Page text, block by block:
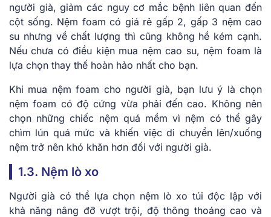
người già, giảm các nguy cơ mắc bệnh liên quan đến
cột sống. Nệm foam có giá rẻ gấp 2, gấp 3 nệm cao
su nhưng về chất lượng thì cũng không hề kém cạnh.
Nếu chưa có điều kiện mua nệm cao su, nệm foam là
lựa chọn thay thế hoàn hảo nhất cho bạn.
Khi mua nệm foam cho người già, bạn lưu ý là chọn
nệm foam có độ cứng vừa phải đến cao. Không nên
chọn những chiếc nệm quá mềm vì nệm có thể gây
chìm lún quá mức và khiến việc di chuyển lên/xuống
nệm trở nên khó khăn hơn đối với người già.
1.3. Nệm lò xo
Người già có thể lựa chọn nệm lò xo túi độc lập với
khả năng nâng đỡ vượt trội, độ thông thoáng cao và